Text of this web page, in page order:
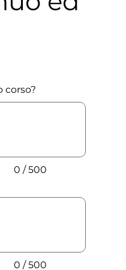
corso?
0 / 500
0 / 500